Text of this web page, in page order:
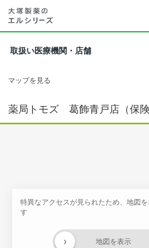
取扱い医療機関・店舗
マップを見る
薬局トモズ 葛飾青戸店（保険
特異なアクセスが見られたため、地図
す
地図を表示
›